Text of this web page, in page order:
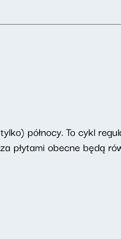
północy. To cykl
płytami obecne będą